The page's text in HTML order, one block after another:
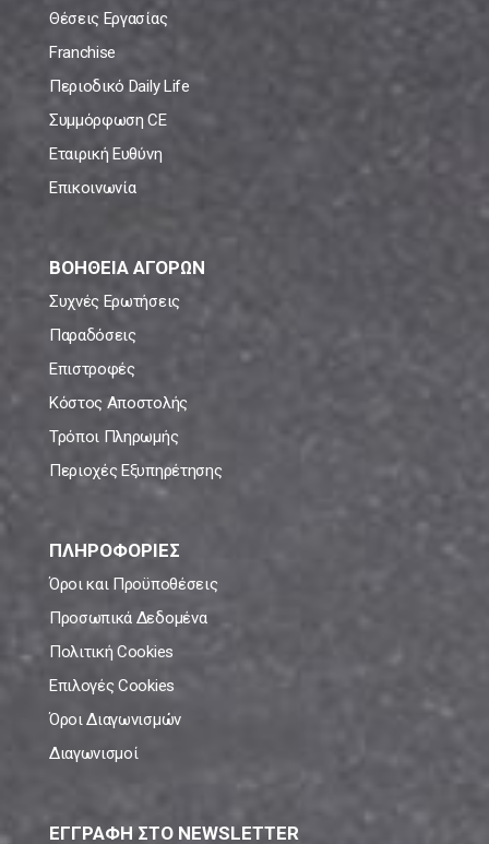
Θέσεις Εργασίας
Franchise
Περιοδικό Daily Life
Συμμόρφωση CE
Εταιρική Ευθύνη
Επικοινωνία
ΒΟΗΘΕΙΑ ΑΓΟΡΩΝ
Συχνές Ερωτήσεις
Παραδόσεις
Επιστροφές
Κόστος Αποστολής
Τρόποι Πληρωμής
Περιοχές Εξυπηρέτησης
ΠΛΗΡΟΦΟΡΙΕΣ
Όροι και Προϋποθέσεις
Προσωπικά Δεδομένα
Πολιτική Cookies
Επιλογές Cookies
Όροι Διαγωνισμών
Διαγωνισμοί
ΕΓΓΡΑΦΗ ΣΤΟ NEWSLETTER